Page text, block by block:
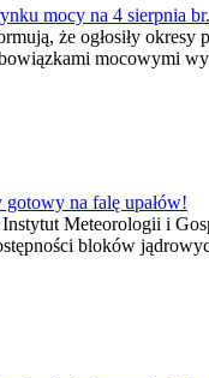
mocy na 4 sierpnia br.
że ogłosiły
mocowymi
na falę upałów!
Meteorologii i
bloków